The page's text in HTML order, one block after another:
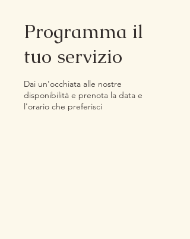
Programma il
tuo servizio
Dai un'occhiata alle nostre
disponibilità e prenota la data e
l'orario che preferisci